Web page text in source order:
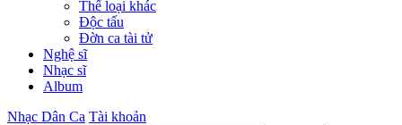
Thể loại khác
Độc tấu
Đờn ca tài tử
Nghệ sĩ
Nhạc sĩ
Album
Nhạc Dân Ca Tài khoản